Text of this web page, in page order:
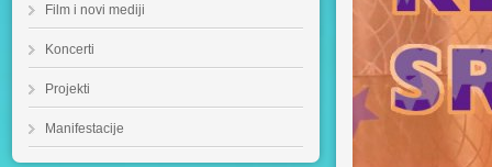
Film i novi mediji
Koncerti
Projekti
Manifestacije